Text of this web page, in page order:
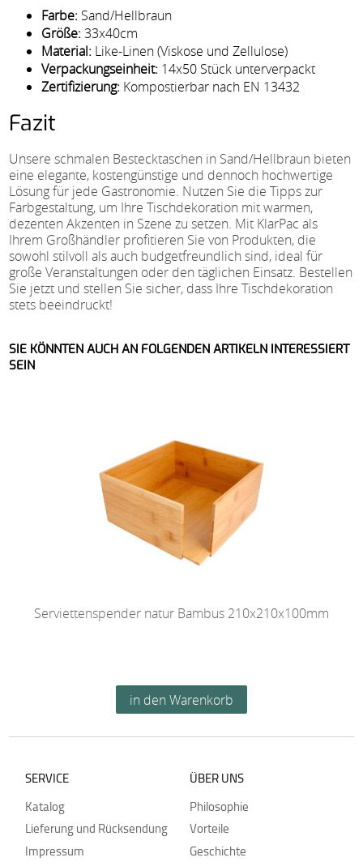
Farbe: Sand/Hellbraun
Größe: 33x40cm
Material: Like-Linen (Viskose und Zellulose)
Verpackungseinheit: 14x50 Stück unterverpackt
Zertifizierung: Kompostierbar nach EN 13432
Fazit
Unsere schmalen Bestecktaschen in Sand/Hellbraun bieten
eine elegante, kostengünstige und dennoch hochwertige
Lösung für jede Gastronomie. Nutzen Sie die Tipps zur
Farbgestaltung, um Ihre Tischdekoration mit warmen,
dezenten Akzenten in Szene zu setzen. Mit KlarPac als
Ihrem Großhändler profitieren Sie von Produkten, die
sowohl stilvoll als auch budgetfreundlich sind, ideal für
große Veranstaltungen oder den täglichen Einsatz. Bestellen
Sie jetzt und stellen Sie sicher, dass Ihre Tischdekoration
stets beeindruckt!
SIE KÖNNTEN AUCH AN FOLGENDEN ARTIKELN INTERESSIERT
SEIN
Serviettenspender natur Bambus 210x210x100mm
SERVICE
Katalog
Lieferung und Rücksendung
Impressum
ÜBER UNS
Philosophie
Vorteile
Geschichte